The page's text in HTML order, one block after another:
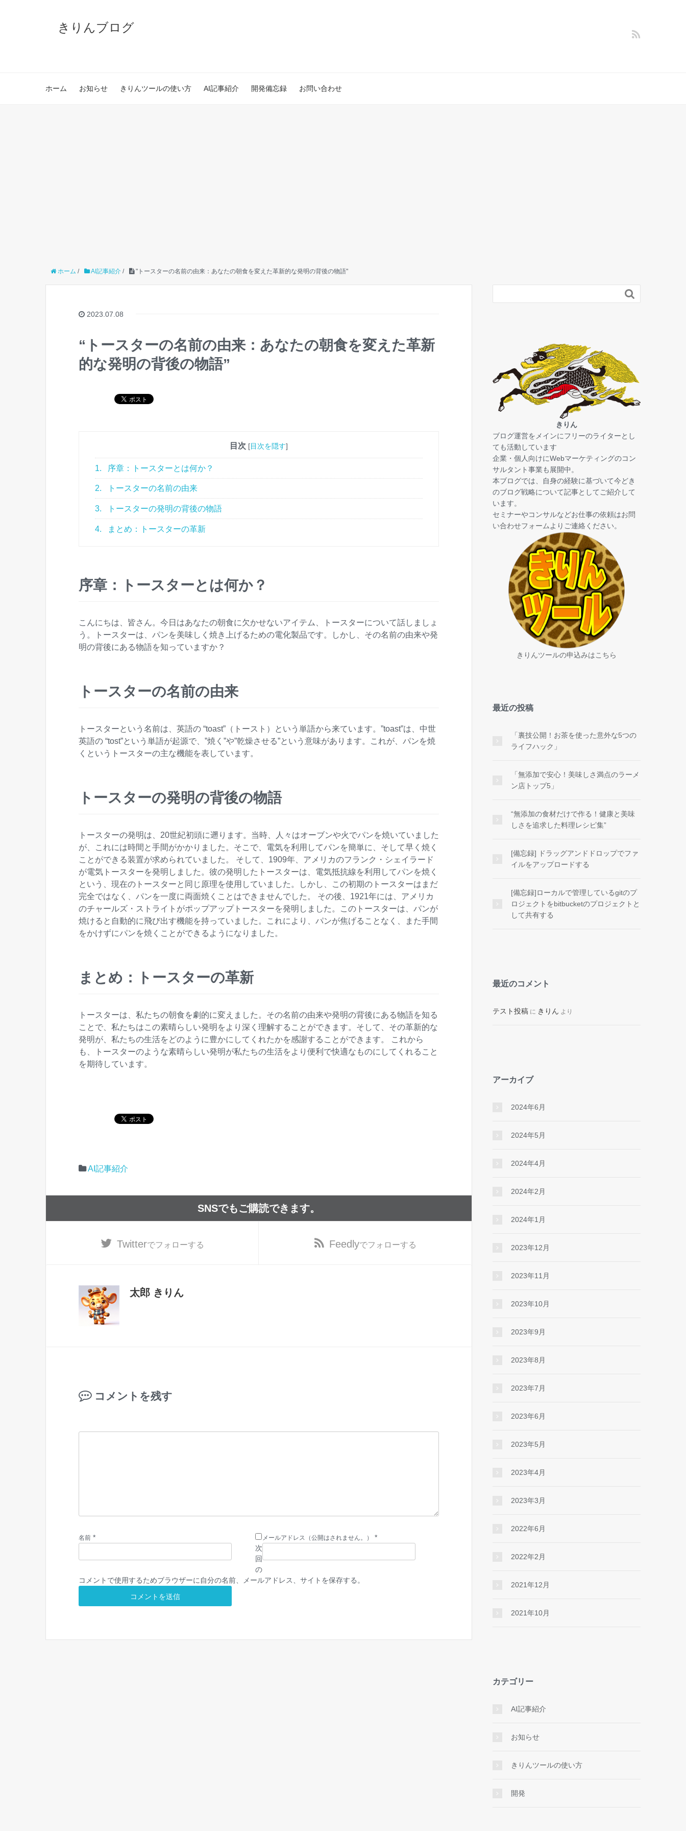
きりんブログ
ホーム お知らせ きりんツールの使い方 AI記事紹介 開発備忘録 お問い合わせ
ホーム / AI記事紹介 / "トースターの名前の由来：あなたの朝食を変えた革新的な発明の背後の物語"
2023.07.08
“トースターの名前の由来：あなたの朝食を変えた革新
的な発明の背後の物語”
目次 [目次を隠す]
1. 序章：トースターとは何か？
2. トースターの名前の由来
3. トースターの発明の背後の物語
4. まとめ：トースターの革新
序章：トースターとは何か？
こんにちは、皆さん。今日はあなたの朝食に欠かせないアイテム、トースターについて話しましょ
う。トースターは、パンを美味しく焼き上げるための電化製品です。しかし、その名前の由来や発
明の背後にある物語を知っていますか？
トースターの名前の由来
トースターという名前は、英語の “toast”（トースト）という単語から来ています。”toast”は、中世
英語の “tost”という単語が起源で、”焼く”や”乾燥させる”という意味があります。これが、パンを焼
くというトースターの主な機能を表しています。
トースターの発明の背後の物語
トースターの発明は、20世紀初頭に遡ります。当時、人々はオーブンや火でパンを焼いていました
が、これには時間と手間がかかりました。そこで、電気を利用してパンを簡単に、そして早く焼く
ことができる装置が求められていました。 そして、1909年、アメリカのフランク・シェイラード
が電気トースターを発明しました。彼の発明したトースターは、電気抵抗線を利用してパンを焼く
という、現在のトースターと同じ原理を使用していました。しかし、この初期のトースターはまだ
完全ではなく、パンを一度に両面焼くことはできませんでした。 その後、1921年には、アメリカ
のチャールズ・ストライトがポップアップトースターを発明しました。このトースターは、パンが
焼けると自動的に飛び出す機能を持っていました。これにより、パンが焦げることなく、また手間
をかけずにパンを焼くことができるようになりました。
まとめ：トースターの革新
トースターは、私たちの朝食を劇的に変えました。その名前の由来や発明の背後にある物語を知る
ことで、私たちはこの素晴らしい発明をより深く理解することができます。そして、その革新的な
発明が、私たちの生活をどのように豊かにしてくれたかを感謝することができます。 これから
も、トースターのような素晴らしい発明が私たちの生活をより便利で快適なものにしてくれること
を期待しています。
AI記事紹介
SNSでもご購読できます。
Twitterでフォローする Feedlyでフォローする
太郎 きりん
コメントを残す
名前 * メールアドレス（公開はされません。）
*
次
回
の
コメントで使用するためブラウザーに自分の名前、メールアドレス、サイトを保存する。

きりん
ブログ運営をメインにフリーのライターとし
ても活動しています
企業・個人向けにWebマーケティングのコン
サルタント事業も展開中。
本ブログでは、自身の経験に基づいて今どき
のブログ戦略について記事としてご紹介して
います。
セミナーやコンサルなどお仕事の依頼はお問
い合わせフォームよりご連絡ください。
きりんツールの申込みはこちら
最近の投稿
「裏技公開！お茶を使った意外な5つの
ライフハック」
「無添加で安心！美味しさ満点のラーメ
ン店トップ5」
“無添加の食材だけで作る！健康と美味
しさを追求した料理レシピ集”
[備忘録] ドラッグアンドドロップでファ
イルをアップロードする
[備忘録]ローカルで管理しているgitのプ
ロジェクトをbitbucketのプロジェクトと
して共有する
最近のコメント
テスト投稿 に きりん より
アーカイブ
2024年6月
2024年5月
2024年4月
2024年2月
2024年1月
2023年12月
2023年11月
2023年10月
2023年9月
2023年8月
2023年7月
2023年6月
2023年5月
2023年4月
2023年3月
2022年6月
2022年2月
2021年12月
2021年10月
カテゴリー
AI記事紹介
お知らせ
きりんツールの使い方
開発